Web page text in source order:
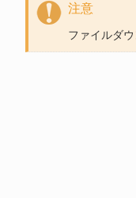
注意
ファイルダ